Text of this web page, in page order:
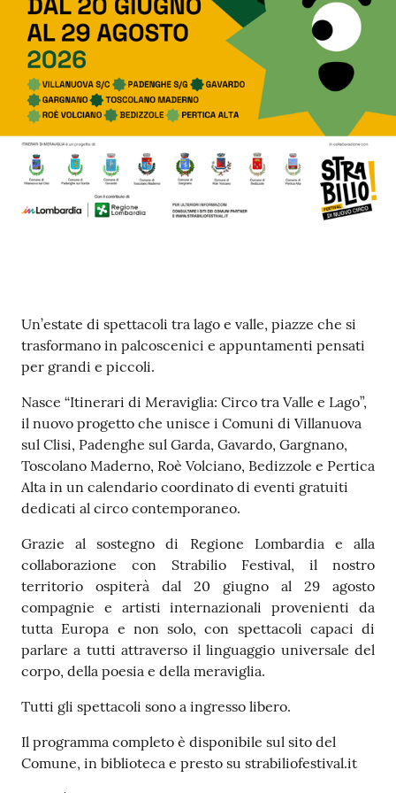
e
v
z
s
o
l
c
i
gli
argomenti...
Seguici
Contenuto
Un’estate di spettacoli tra lago e valle, piazze che si
trasformano in palcoscenici e appuntamenti pensati
per grandi e piccoli.
Nasce “Itinerari di Meraviglia: Circo tra Valle e Lago”,
il nuovo progetto che unisce i Comuni di Villanuova
sul Clisi, Padenghe sul Garda, Gavardo, Gargnano,
Toscolano Maderno, Roè Volciano, Bedizzole e Pertica
Alta in un calendario coordinato di eventi gratuiti
dedicati al circo contemporaneo.
Grazie al sostegno di Regione Lombardia e alla
collaborazione con Strabilio Festival, il nostro
territorio ospiterà dal 20 giugno al 29 agosto
compagnie e artisti internazionali provenienti da
tutta Europa e non solo, con spettacoli capaci di
parlare a tutti attraverso il linguaggio universale del
corpo, della poesia e della meraviglia.
Tutti gli spettacoli sono a ingresso libero.
Il programma completo è disponibile sul sito del
Comune, in biblioteca e presto su strabiliofestival.it